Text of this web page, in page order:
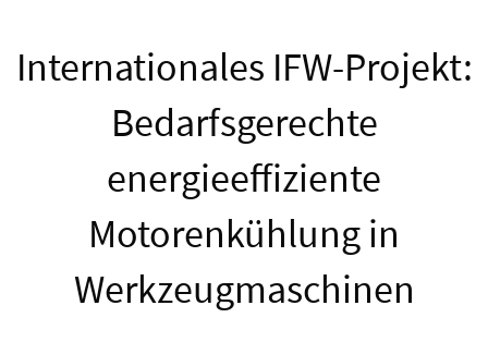
Internationales IFW-Projekt:
Bedarfsgerechte
energieeffiziente
Motorenkühlung in
Werkzeugmaschinen